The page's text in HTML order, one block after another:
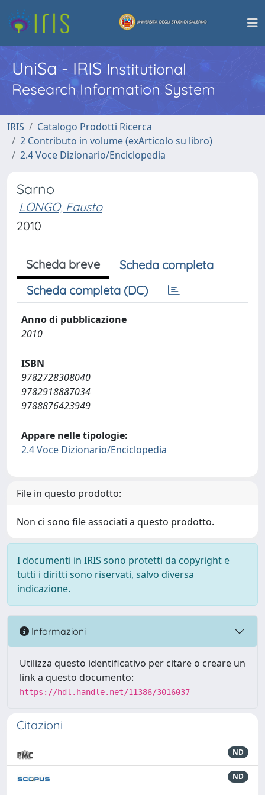
UniSa - IRISInstitutional
Research Information System
IRIS
Catalogo Prodotti Ricerca
2 Contributo in volume (exArticolo su libro)
2.4 Voce Dizionario/Enciclopedia
Sarno
LONGO, Fausto
2010
Scheda breve
Scheda completa
Scheda completa (DC)
Anno di pubblicazione
2010
ISBN
9782728308040
9782918887034
9788876423949
Appare nelle tipologie:
2.4 Voce Dizionario/Enciclopedia
File in questo prodotto:
Non ci sono file associati a questo prodotto.
I documenti in IRIS sono protetti da copyright e
tutti i diritti sono riservati, salvo diversa
indicazione.
Informazioni
Utilizza questo identificativo per citare o creare un
link a questo documento:
https://hdl.handle.net/11386/3016037
Citazioni
ND
ND